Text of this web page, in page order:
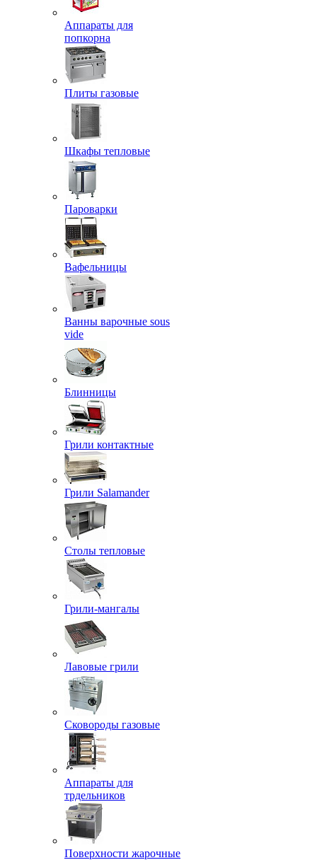
Аппараты для
попкорна
Плиты газовые
Шкафы тепловые
Пароварки
Вафельницы
Ванны варочные sous
vide
Блинницы
Грили контактные
Грили Salamander
Столы тепловые
Грили-мангалы
Лавовые грили
Сковороды газовые
Аппараты для
трдельников
Поверхности жарочные